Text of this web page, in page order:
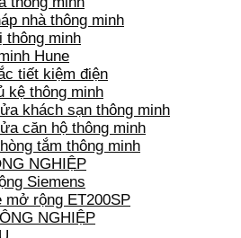
nhà thông minh
thông minh
Hune
tiết kiệm điện
kệ thông minh
khách sạn thông minh
căn hộ thông minh
tắm thông minh
NGHIỆP
Siemens
mở rộng ET200SP
NGHIỆP